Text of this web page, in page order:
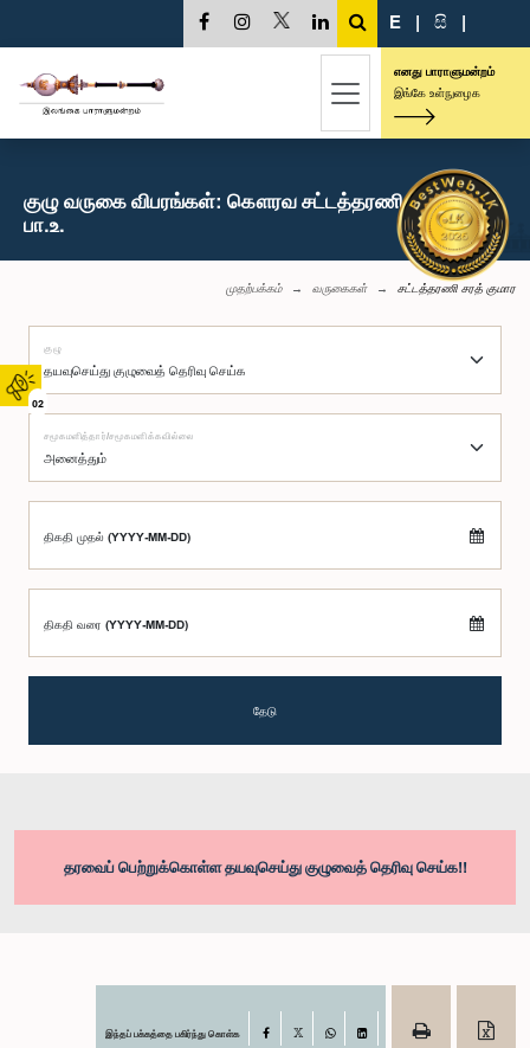
02
E | සි |
எனது பாராளுமன்றம்
இங்கே உள்நுழைக
குழு வருகை விபரங்கள்: கௌரவ சட்டத்தரணி சரத் குமார,
பா.உ.
முதற்பக்கம் வருகைகள் சட்டத்தரணி சரத் குமார
குழு
சமூகமளித்தார்/சமூகமளிக்கவில்லை
திகதி முதல் (YYYY-MM-DD)
திகதி வரை (YYYY-MM-DD)
தேடு
தரவைப் பெற்றுக்கொள்ள தயவுசெய்து குழுவைத் தெரிவு செய்க!!
இந்தப் பக்கத்தை பகிர்ந்து கொள்க Facebook